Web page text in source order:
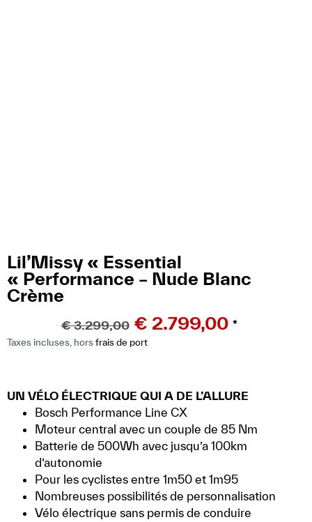
Lil’Missy « Essential
« Performance – Nude Blanc
Crème
€3.299,00 € 2.799,00 *
Taxes incluses, horsfrais de port
UN VÉLO ÉLECTRIQUE QUI A DE L’ALLURE
Bosch Performance Line CX
Moteur central avec un couple de 85 Nm
Batterie de 500Wh avec jusqu’a 100km
d’autonomie
Pour les cyclistes entre 1m50 et 1m95
Nombreuses possibilités de personnalisation
Vélo électrique sans permis de conduire